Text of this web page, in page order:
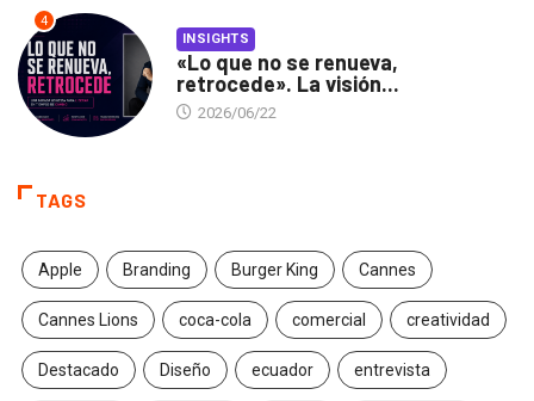
4
INSIGHTS
«Lo que no se renueva,
retrocede». La visión...
2026/06/22
TAGS
Apple Branding Burger King Cannes
Cannes Lions coca-cola comercial creatividad
Destacado Diseño ecuador entrevista